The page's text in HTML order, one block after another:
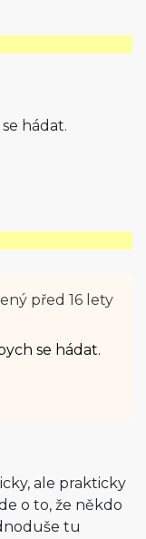
hádat.
před 16 lety
se hádat.
ale prakticky
o to, že někdo
tu